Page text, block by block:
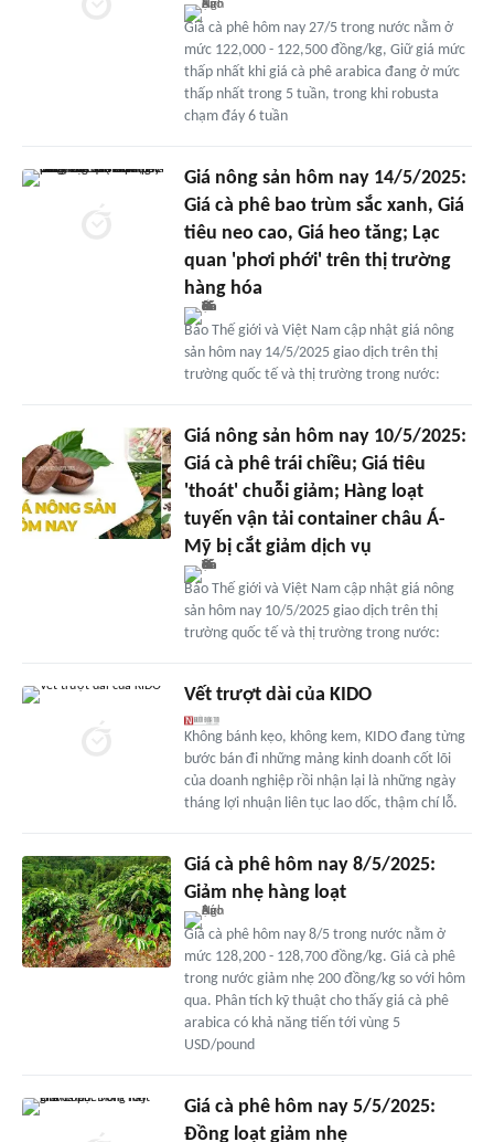
Giá cà phê hôm nay 27/5 trong nước nằm ở
mức 122,000 - 122,500 đồng/kg, Giữ giá mức
thấp nhất khi giá cà phê arabica đang ở mức
thấp nhất trong 5 tuần, trong khi robusta
chạm đáy 6 tuần
Giá nông sản hôm nay 14/5/2025:
Giá cà phê bao trùm sắc xanh, Giá
tiêu neo cao, Giá heo tăng; Lạc
quan 'phơi phới' trên thị trường
hàng hóa
Báo Thế giới và Việt Nam cập nhật giá nông
sản hôm nay 14/5/2025 giao dịch trên thị
trường quốc tế và thị trường trong nước:
Giá nông sản hôm nay 10/5/2025:
Giá cà phê trái chiều; Giá tiêu
'thoát' chuỗi giảm; Hàng loạt
tuyến vận tải container châu Á-
Mỹ bị cắt giảm dịch vụ
Báo Thế giới và Việt Nam cập nhật giá nông
sản hôm nay 10/5/2025 giao dịch trên thị
trường quốc tế và thị trường trong nước:
Vết trượt dài của KIDO
Không bánh kẹo, không kem, KIDO đang từng
bước bán đi những mảng kinh doanh cốt lõi
của doanh nghiệp rồi nhận lại là những ngày
tháng lợi nhuận liên tục lao dốc, thậm chí lỗ.
Giá cà phê hôm nay 8/5/2025:
Giảm nhẹ hàng loạt
Giá cà phê hôm nay 8/5 trong nước nằm ở
mức 128,200 - 128,700 đồng/kg. Giá cà phê
trong nước giảm nhẹ 200 đồng/kg so với hôm
qua. Phân tích kỹ thuật cho thấy giá cà phê
arabica có khả năng tiến tới vùng 5
USD/pound
Giá cà phê hôm nay 5/5/2025:
Đồng loạt giảm nhẹ